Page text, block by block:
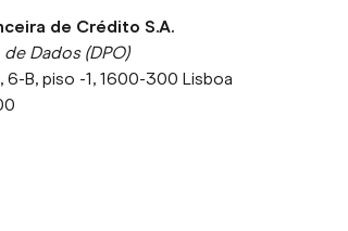
de Crédito S.A.
Dados (DPO)
6-B, piso -1, 1600-300 Lisboa